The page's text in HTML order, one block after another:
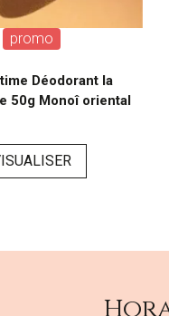
promo
Déodorant la
50g Monoî oriental